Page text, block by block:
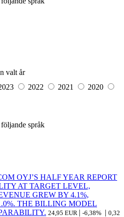
valt år
2022 2021
2020
språk
OYJ’S HALF YEAR REPORT
AT TARGET LEVEL,
GREW BY 4.1%,
THE BILLING MODEL
24,95 EUR | -6,38% | 0,32